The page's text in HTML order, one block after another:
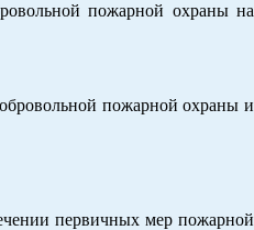
пожарной охраны на
пожарной охраны и
первичных мер пожарной